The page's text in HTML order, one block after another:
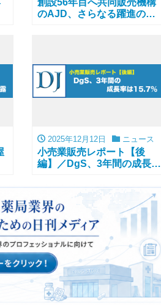
のAJD、さらなる躍進の武
2025年12月12日 ニュース
小売業販売レポート【後
編】／DgS、3年間の成長率